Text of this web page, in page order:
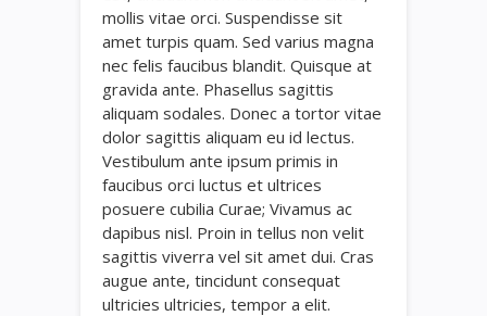
mollis vitae orci. Suspendisse sit
amet turpis quam. Sed varius magna
nec felis faucibus blandit. Quisque at
gravida ante. Phasellus sagittis
aliquam sodales. Donec a tortor vitae
dolor sagittis aliquam eu id lectus.
Vestibulum ante ipsum primis in
faucibus orci luctus et ultrices
posuere cubilia Curae; Vivamus ac
dapibus nisl. Proin in tellus non velit
sagittis viverra vel sit amet dui. Cras
augue ante, tincidunt consequat
ultricies ultricies, tempor a elit.